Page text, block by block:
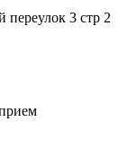
3 стр 2